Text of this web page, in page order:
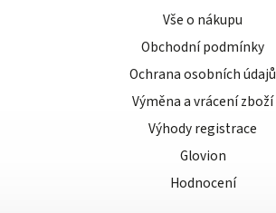
Vše o nákupu
Obchodní podmínky
Ochrana osobních údajů
Výměna a vrácení zboží
Výhody registrace
Glovion
Hodnocení